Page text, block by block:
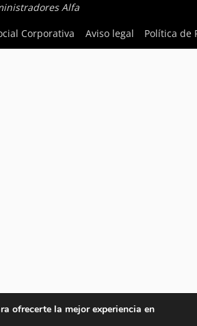
Alfa
Corporativa
Aviso legal Política de
ofrecerte la mejor experiencia en